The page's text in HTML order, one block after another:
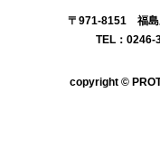
〒971-8151 福島
TEL：
copyright ©